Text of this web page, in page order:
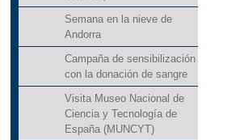
Semana en la nieve de
Andorra
Campaña de sensibilización
con la donación de sangre
Visita Museo Nacional de
Ciencia y Tecnología de
España (MUNCYT)